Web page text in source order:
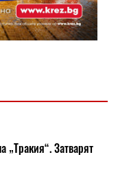
„Тракия“. Затварят